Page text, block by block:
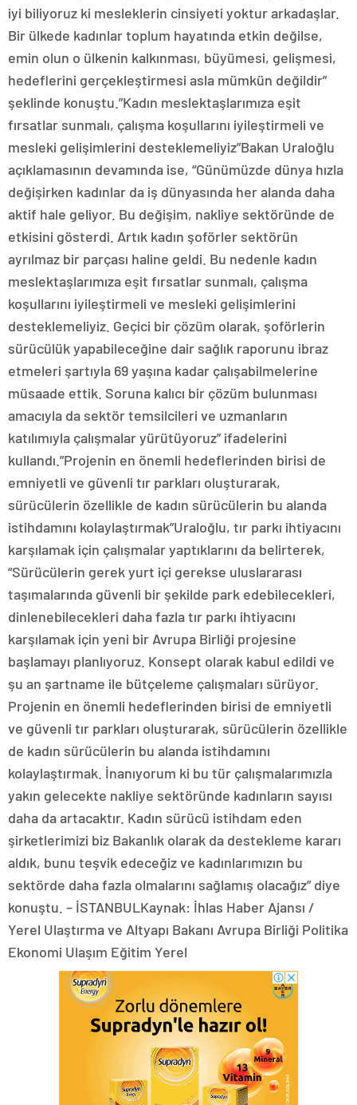
iyi biliyoruz ki mesleklerin cinsiyeti yoktur arkadaşlar.
Bir ülkede kadınlar toplum hayatında etkin değilse,
emin olun o ülkenin kalkınması, büyümesi, gelişmesi,
hedeflerini gerçekleştirmesi asla mümkün değildir”
şeklinde konuştu.”Kadın meslektaşlarımıza eşit
fırsatlar sunmalı, çalışma koşullarını iyileştirmeli ve
mesleki gelişimlerini desteklemeliyiz”Bakan Uraloğlu
açıklamasının devamında ise, “Günümüzde dünya hızla
değişirken kadınlar da iş dünyasında her alanda daha
aktif hale geliyor. Bu değişim, nakliye sektöründe de
etkisini gösterdi. Artık kadın şoförler sektörün
ayrılmaz bir parçası haline geldi. Bu nedenle kadın
meslektaşlarımıza eşit fırsatlar sunmalı, çalışma
koşullarını iyileştirmeli ve mesleki gelişimlerini
desteklemeliyiz. Geçici bir çözüm olarak, şoförlerin
sürücülük yapabileceğine dair sağlık raporunu ibraz
etmeleri şartıyla 69 yaşına kadar çalışabilmelerine
müsaade ettik. Soruna kalıcı bir çözüm bulunması
amacıyla da sektör temsilcileri ve uzmanların
katılımıyla çalışmalar yürütüyoruz” ifadelerini
kullandı.”Projenin en önemli hedeflerinden birisi de
emniyetli ve güvenli tır parkları oluşturarak,
sürücülerin özellikle de kadın sürücülerin bu alanda
istihdamını kolaylaştırmak”Uraloğlu, tır parkı ihtiyacını
karşılamak için çalışmalar yaptıklarını da belirterek,
“Sürücülerin gerek yurt içi gerekse uluslararası
taşımalarında güvenli bir şekilde park edebilecekleri,
dinlenebilecekleri daha fazla tır parkı ihtiyacını
karşılamak için yeni bir Avrupa Birliği projesine
başlamayı planlıyoruz. Konsept olarak kabul edildi ve
şu an şartname ile bütçeleme çalışmaları sürüyor.
Projenin en önemli hedeflerinden birisi de emniyetli
ve güvenli tır parkları oluşturarak, sürücülerin özellikle
de kadın sürücülerin bu alanda istihdamını
kolaylaştırmak. İnanıyorum ki bu tür çalışmalarımızla
yakın gelecekte nakliye sektöründe kadınların sayısı
daha da artacaktır. Kadın sürücü istihdam eden
şirketlerimizi biz Bakanlık olarak da destekleme kararı
aldık, bunu teşvik edeceğiz ve kadınlarımızın bu
sektörde daha fazla olmalarını sağlamış olacağız” diye
konuştu. – İSTANBULKaynak: İhlas Haber Ajansı /
Yerel Ulaştırma ve Altyapı Bakanı Avrupa Birliği Politika
Ekonomi Ulaşım Eğitim Yerel